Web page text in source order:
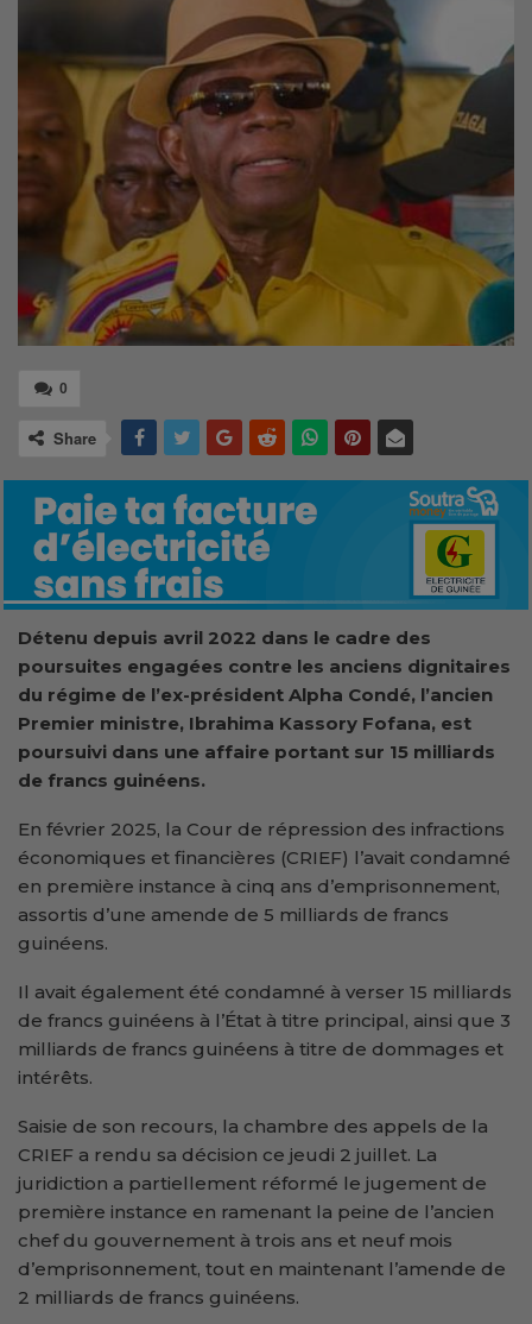
0
Share
Détenu depuis avril 2022 dans le cadre des
poursuites engagées contre les anciens dignitaires
du régime de l’ex-président Alpha Condé, l’ancien
Premier ministre, Ibrahima Kassory Fofana, est
poursuivi dans une affaire portant sur 15 milliards
de francs guinéens.
En février 2025, la Cour de répression des infractions
économiques et financières (CRIEF) l’avait condamné
en première instance à cinq ans d’emprisonnement,
assortis d’une amende de 5 milliards de francs
guinéens.
Il avait également été condamné à verser 15 milliards
de francs guinéens à l’État à titre principal, ainsi que 3
milliards de francs guinéens à titre de dommages et
intérêts.
Saisie de son recours, la chambre des appels de la
CRIEF a rendu sa décision ce jeudi 2 juillet. La
juridiction a partiellement réformé le jugement de
première instance en ramenant la peine de l’ancien
chef du gouvernement à trois ans et neuf mois
d’emprisonnement, tout en maintenant l’amende de
2 milliards de francs guinéens.